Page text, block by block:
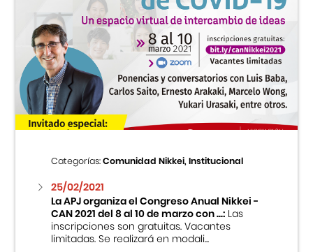
Categorías:Comunidad Nikkei, Institucional
25/02/2021
La APJ organiza el Congreso Anual Nikkei -
CAN 2021 del 8 al 10 de marzo con ...:Las
inscripciones son gratuitas. Vacantes
limitadas. Se realizará en modali...